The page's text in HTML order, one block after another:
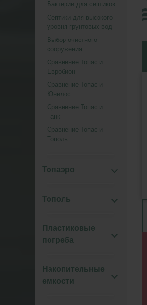
Бактерии для септиков
Септики для высокого
уровня грунтовых вод
Выбор очистного
сооружения
Сравнение Топас и
Евробион
Сравнение Топас и
Юнилос
Сравнение Топас и
Танк
Сравнение Топас и
Тополь
Топаэро
Тополь
Пластиковые
погреба
Накопительные
емкости